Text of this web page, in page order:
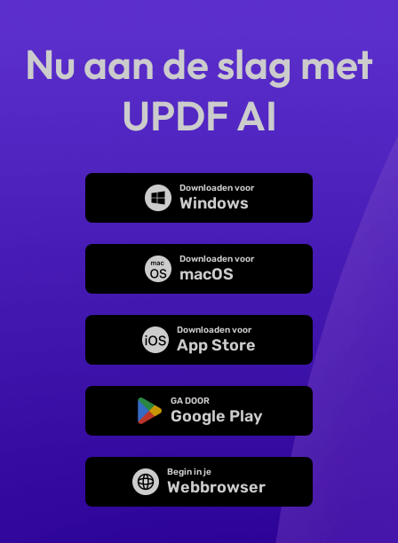
Nu aan de slag met
UPDF AI
Downloaden voor
Windows
Downloaden voor
macOS
Downloaden voor
App Store
GA DOOR
Google Play
Begin in je
Webbrowser